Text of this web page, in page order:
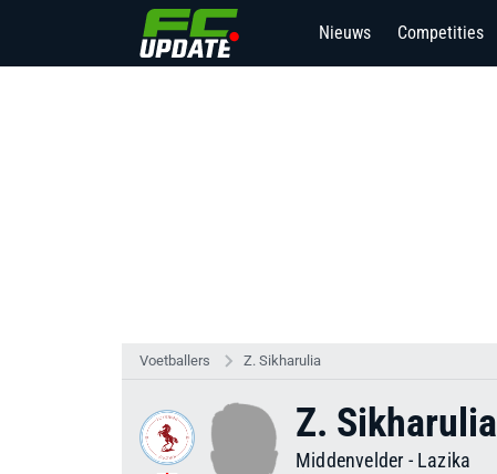
Nieuws Competities
Voetballers Z. Sikharulia
Z. Sikharulia
Middenvelder - Lazika